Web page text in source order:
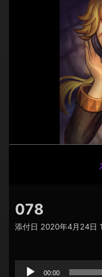
ナ
ビ
ー
078
添付日 2020年4月24日
声
00:00